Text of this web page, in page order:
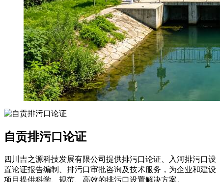
自贡排污口论证
四川吉之源科技发展有限公司提供排污口论证、入河排污口设
置论证报告编制、排污口审批咨询及技术服务，为企业和建设
项目提供科学、规范、高效的排污口设置解决方案。